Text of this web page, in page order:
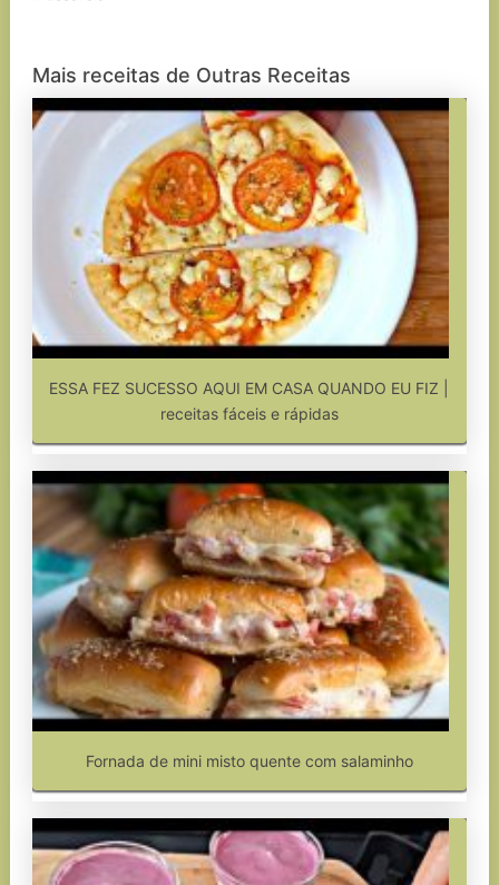
Mais receitas de Outras Receitas
ESSA FEZ SUCESSO AQUI EM CASA QUANDO EU FIZ |
receitas fáceis e rápidas
Fornada de mini misto quente com salaminho